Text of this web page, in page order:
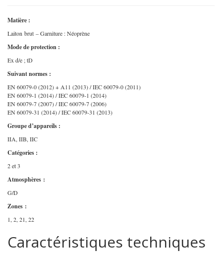
Matière :
Laiton brut – Garniture : Néoprène
Mode de protection :
Ex d/e ; tD
Suivant normes :
EN 60079-0 (2012) + A11 (2013) / IEC 60079-0 (2011)
EN 60079-1 (2014) / IEC 60079-1 (2014)
EN 60079-7 (2007) / IEC 60079-7 (2006)
EN 60079-31 (2014) / IEC 60079-31 (2013)
Groupe d’appareils :
IIA, IIB, IIC
Catégories :
2 et 3
Atmosphères :
G/D
Zones :
1, 2, 21, 22
Caractéristiques techniques